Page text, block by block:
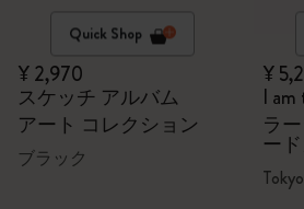
Quick Shop
¥ 2,970
スケッチ アルバム
アート コレクション
ブラック
¥
I
ラ
ー
Tokyo